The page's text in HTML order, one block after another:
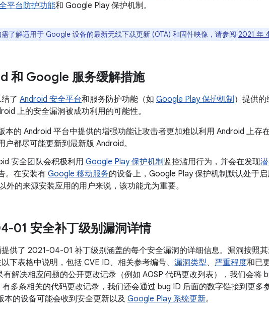
平台防护功能和 Google Play 保护机制。
需了解适用于 Google 设备的最新无线下载更新 (OTA) 和固件映像，请参阅 2021 年
和 Google 服务缓解措施
了 Android 安全平台和服务防护功能（如 Google Play 保护机制 ）提供
上的安全漏洞被成功利用的可能性。
本的 Android 平台中提供的增强功能让攻击者更加难以利用 Android 上存
户都尽可能更新到最新版 Android。
安全团队会积极利用 Google Play 保护机制监控滥用行为，并会在发现
。在安装有 Google 移动服务的设备上，Google Play 保护机制默认处于
外的来源安装应用的用户来说，该功能尤为重要。
01 安全补丁级别漏洞详情
供了 2021-04-01 补丁级别涵盖的每个安全漏洞的详细信息。漏洞按照
下表格中说明，包括 CVE ID、相关参考编号、 漏洞类型、 严重程度和已
有解决相应问题的公开更改记录（例如 AOSP 代码更改列表），我们会将
有多条相关的代码更改记录，我们还会通过 bug ID 后面的数字链接到更多
本的设备可能会收到安全更新以及 Google Play 系统更新。